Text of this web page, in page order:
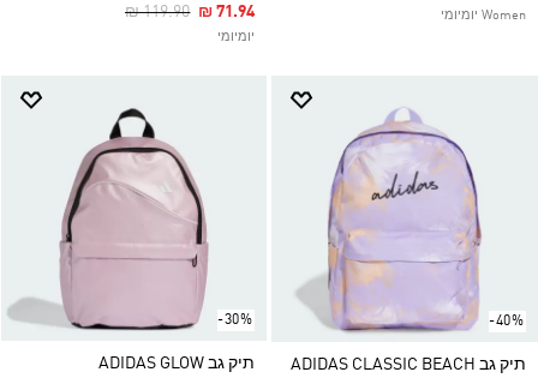
Women יומיומי
Price Reduced From
₪ 119.90To₪ 71.94
יומיומי
-40%
תיק גב ADIDAS CLASSIC BEACH
-30%
תיק גב ADIDAS GLOW